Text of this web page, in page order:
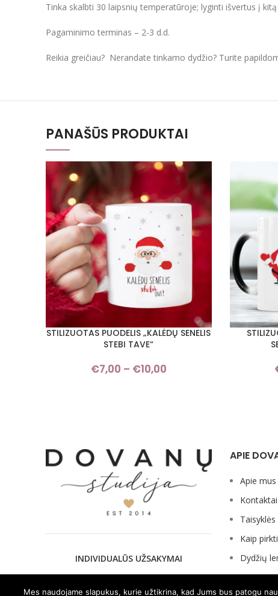
Tinka skalbti 30 laipsnių temperatūroje; lyginti išvertus į
Pagaminimo terminas – 2-3 d.d.
Reikia greičiau? Nerandate tinkamo dydžio? Turite
PANAŠŪS PRODUKTAI
PASIRINKTI SAVYBES
STILIZUOTAS PUODELIS „KALĖDŲ SENELIS
STEBI TAVE“
€7,00 – €10,00
PASIRINKTI
INDIVIDUALŪS UŽSAKYMAI
APIE
Apie mus
Kontaktai
Taisyklės
Kaip
Dydžių
Mes naudojame slapukus, kurie užtikrina, kad Jums bus patogu